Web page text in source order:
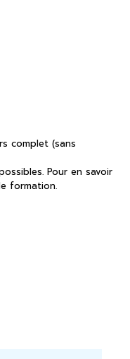
complet (sans
Pour en savoir
formation.